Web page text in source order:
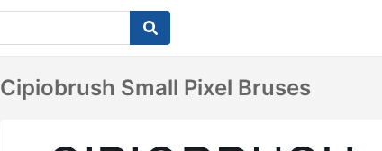
Cipiobrush Small Pixel Bruses